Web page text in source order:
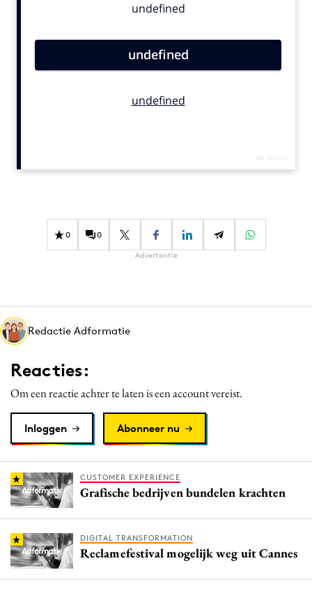
Contentmarketing
Effectiviteit
Gedragsverandering
Martech
Media
Merkstrategie
Programmatic
Purpose Marketing
Reputatie & crisis
0 0
Advertentie
Redactie Adformatie
Reacties:
Om een reactie achter te laten is een account vereist.
Inloggen Abonneer nu
CUSTOMER EXPERIENCE
Grafische bedrijven bundelen krachten
DIGITAL TRANSFORMATION
Reclamefestival mogelijk weg uit Cannes